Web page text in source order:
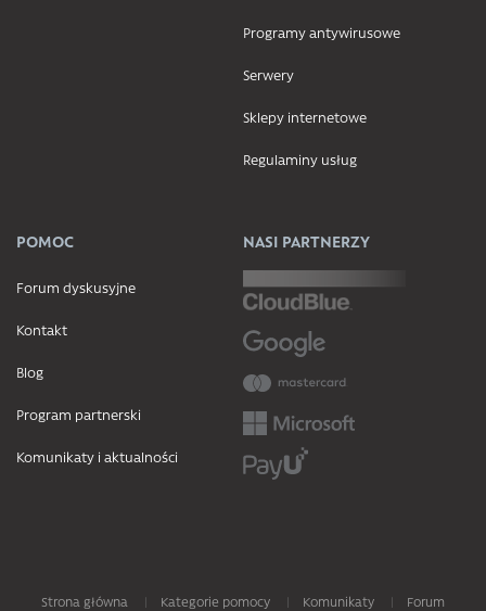
Programy antywirusowe
Serwery
Sklepy internetowe
Regulaminy usług
POMOC
Forum dyskusyjne
Kontakt
Blog
Program partnerski
Komunikaty i aktualności
NASI PARTNERZY
Strona główna Kategorie pomocy Komunikaty Forum